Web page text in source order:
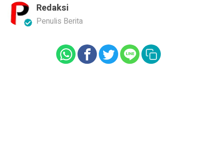
Redaksi
Penulis Berita